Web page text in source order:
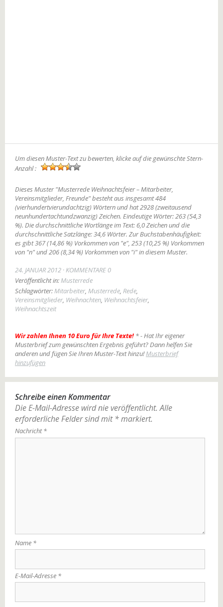
Um diesen Muster-Text zu bewerten, klicke auf die gewünschte Stern-
Anzahl :
Dieses Muster "Musterrede Weihnachtsfeier – Mitarbeiter,
Vereinsmitglieder, Freunde" besteht aus insgesamt 484
(vierhundertvierundachtzig) Wörtern und hat 2928 (zweitausend
neunhundertachtundzwanzig) Zeichen. Eindeutige Wörter: 263 (54,3
%). Die durchschnittliche Wortlänge im Text: 6,0 Zeichen und die
durchschnittliche Satzlänge: 34,6 Wörter. Zur Buchstabenhäufigkeit:
es gibt 367 (14,86 %) Vorkommen von "e", 253 (10,25 %) Vorkommen
von "n" und 206 (8,34 %) Vorkommen von "i" in diesem Muster.
24. JANUAR 2012 KOMMENTARE 0
Veröffentlicht in:Musterrede
Schlagwörter:Mitarbeiter, Musterrede, Rede,
Vereinsmitglieder, Weihnachten, Weihnachtsfeier,
Weihnachtszeit
Wir zahlen Ihnen 10 Euro für Ihre Texte! * - Hat Ihr eigener
Musterbrief zum gewünschten Ergebnis geführt? Dann helfen Sie
anderen und fügen Sie Ihren Muster-Text hinzu!Musterbrief
hinzufügen
Schreibe einen Kommentar
Die E-Mail-Adresse wird nie veröffentlicht. Alle
erforderliche Felder sind mit *markiert.
Nachricht*
Name *
E-Mail-Adresse *